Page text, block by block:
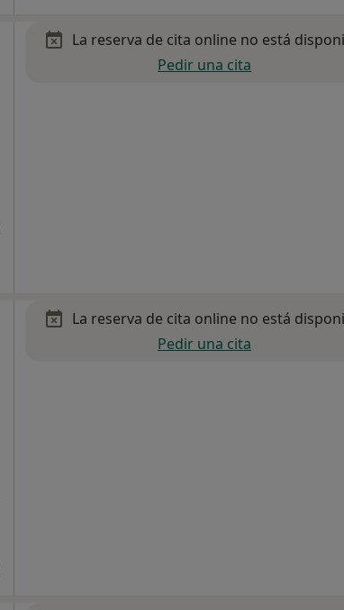
La reserva de cita online no está
Pedir una cita
La reserva de cita online no está
Pedir una cita